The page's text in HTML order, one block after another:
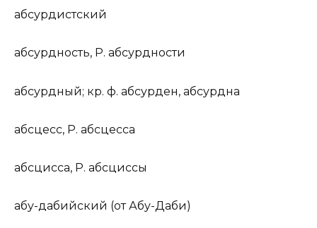
абсурдистский
абсурдность, Р. абсурдности
абсурдный; кр. ф. абсурден, абсурдна
абсцесс, Р. абсцесса
абсцисса, Р. абсциссы
абу-дабийский (отАбу-Даби)